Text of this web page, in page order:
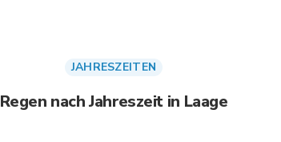
JAHRESZEITEN
Regen nach Jahreszeit in Laage